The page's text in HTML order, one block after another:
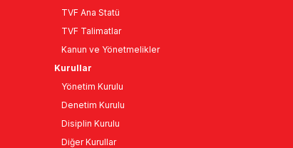
TVF Ana Statü
TVF Talimatlar
Kanun ve Yönetmelikler
Kurullar
Yönetim Kurulu
Denetim Kurulu
Disiplin Kurulu
Diğer Kurullar